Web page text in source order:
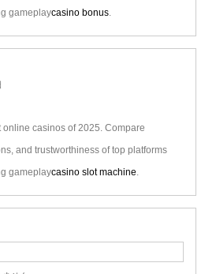
gameplaycasino bonus.
online casinos of 2025. Compare
and trustworthiness of top platforms
gameplaycasino slot machine.